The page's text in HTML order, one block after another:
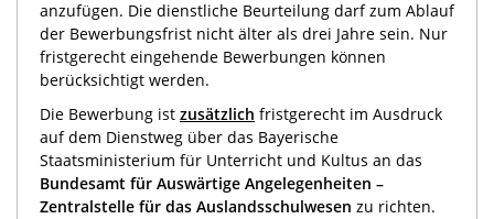
anzufügen. Die dienstliche Beurteilung darf zum Ablauf
der Bewerbungsfrist nicht älter als drei Jahre sein. Nur
fristgerecht eingehende Bewerbungen können
berücksichtigt werden.
Die Bewerbung ist zusätzlich fristgerecht im Ausdruck
auf dem Dienstweg über das Bayerische
Staatsministerium für Unterricht und Kultus an das
Bundesamt für Auswärtige Angelegenheiten –
Zentralstelle für das Auslandsschulwesen zu richten.